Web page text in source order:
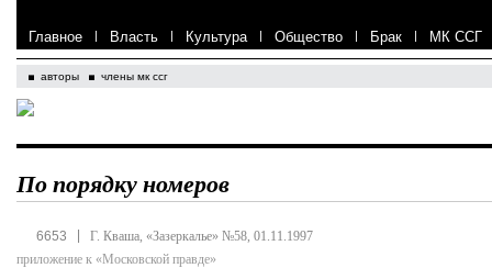
Главное | Власть | Культура | Общество | Брак | МК ССГ
авторы члены мк ссг
По порядку номеров
6653
Г. Кваша, «Зазеркалье» №58, 01.11.1997
приложение к «Московской правде»